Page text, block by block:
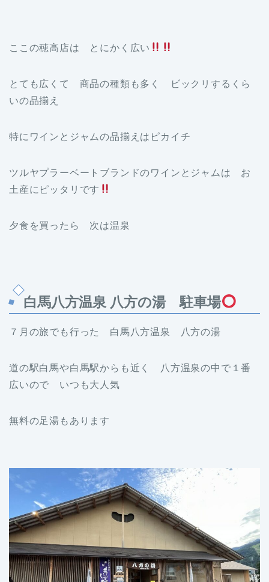
ここの穂高店は とにかく広い
とても広くて 商品の種類も多く ビックリするくら
いの品揃え
特にワインとジャムの品揃えはピカイチ
ツルヤプラーベートブランドのワインとジャムは お
土産にピッタリです
夕食を買ったら 次は温泉
白馬八方温泉 八方の湯 駐車場
７月の旅でも行った 白馬八方温泉 八方の湯
道の駅白馬や白馬駅からも近く 八方温泉の中で１番
広いので いつも大人気
無料の足湯もあります